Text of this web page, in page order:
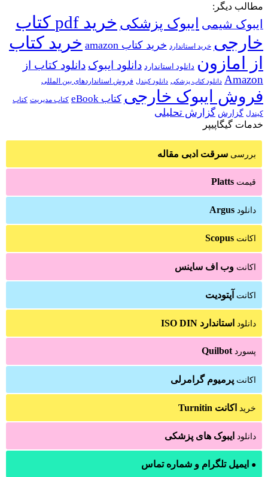
مطالب دیگر:
ایبوک شیمی ایبوک پزشکی
خرید pdf کتاب
خارجی خرید استاندارد خرید کتاب amazon
خرید کتاب
از امازون دانلود استاندارد دانلود ایبوک دانلود کتاب از
Amazon دانلود کتاب پزشکی دانلود کیندل فروش استانداردهای بین المللی
فروش ایبوک خارجی کتاب eBook کتاب مدیریت کتاب
کیندل گزارش گزارش تحلیلی
خدمات گیگاپیپر
بررسی سرقت ادبی مقاله
قیمت Platts
دانلود Argus
اکانت Scopus
اکانت وب اف ساینس
اکانت آپتودیت
دانلود استاندارد ISO DIN
پسورد Quilbot
اکانت پرمیوم گرامرلی
خرید اکانت Turnitin
دانلود ایبوک های پزشکی
● ایمیل تلگرام و شماره تماس